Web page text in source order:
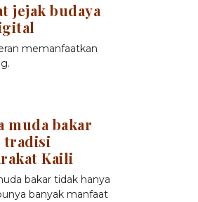
jejak budaya
memanfaatkan
muda bakar
tradisi
Kaili
bakar tidak hanya
banyak manfaat